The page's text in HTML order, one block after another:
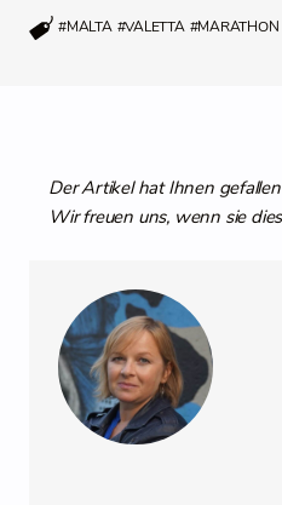
#MALTA #VALETTA #MARATHON
Der Artikel hat Ihnen
Wir freuen uns, wenn sie